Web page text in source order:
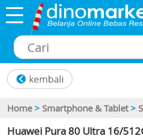
Home > Smartphone & Tablet >
Huawei Pura 80 Ultra 16/